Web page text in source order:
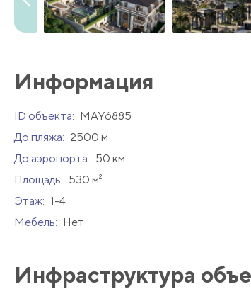
Информация
ID объекта: MAY6885
До пляжа: 2500 м
До аэропорта: 50 км
Площадь: 530 м²
Этаж: 1-4
Мебель: Нет
Инфраструктура